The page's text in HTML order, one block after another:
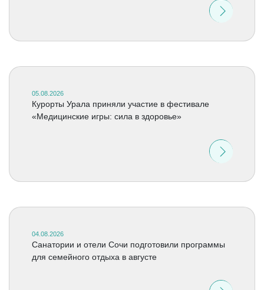
05.08.2026
Курорты Урала приняли участие в фестивале
«Медицинские игры: сила в здоровье»
04.08.2026
Санатории и отели Сочи подготовили программы
для семейного отдыха в августе